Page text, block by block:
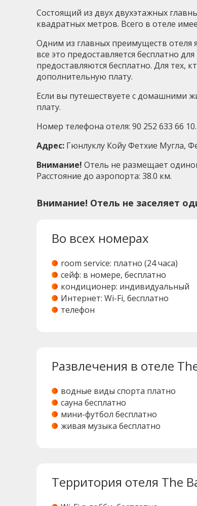
Состоящий из двух двухэтажных
квадратных метров. Всего в отеле
Одним из главных преимуществ отеля
все это предоставляется бесплатно
предоставляются бесплатно. Для тех,
дополнительную плату.
Если вы путешествуете с домашними
плату.
Номер телефона отеля: 90 252 633 66 10.
Адрес: Гюнлуклу Койу Фетхие Мугла,
Внимание! Отель не размещает
Расстояние до аэропорта: 38.0 км.
Внимание! Отель не заселяет
Во всех номерах
room service: платно (24 часа)
сейф: в номере, бесплатно
кондиционер: индивидуальный
Интернет: Wi-Fi, бесплатно
телефон
Развлечения в отеле
водные виды спорта платно
сауна бесплатно
мини-футбол бесплатно
живая музыка бесплатно
Территория отеля The